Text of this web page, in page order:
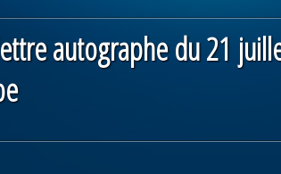
autographe du 21